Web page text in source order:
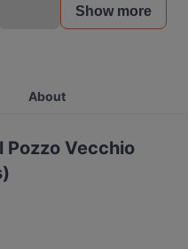
Show more
About
Pozzo Vecchio